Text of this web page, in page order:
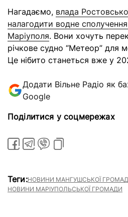
Нагадаємо, влада
налагодити водне
Маріуполя. Вони хочуть
річкове судно “Метеор” для
Це нібито станеться вже у
Додати Вільне Радіо як
Google
Поділитися у соцмережах
Теги:НОВИНИ МАНГУШСЬКОЇ
НОВИНИ МАРІУПОЛЬСЬКОЇ ГРОМАДИ